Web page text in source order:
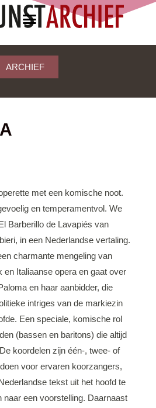
ARCHIEF
met een komische noot.
en temperamentvol. We
Barberillo de Lavapiés van
in een Nederlandse vertaling.
charmante mengeling van
Italiaanse opera en gaat over
en haar aanbidder, die
intriges van de markiezin
Een speciale, komische rol
(bassen en baritons) die altijd
koordelen zijn één-, twee- of
voor ervaren koorzangers,
tekst uit het hoofd te
naar een voorstelling. Daarnaast